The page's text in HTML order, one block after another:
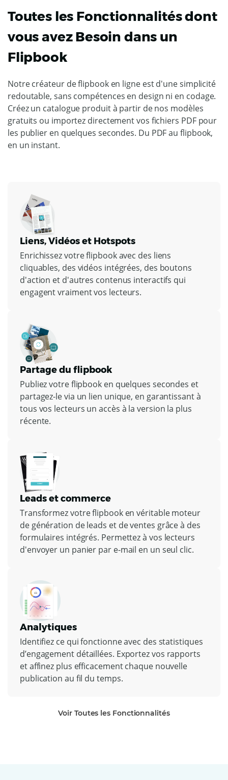
Toutes les Fonctionnalités dont
vous avez Besoin dans un
Flipbook
Notre créateur de flipbook en ligne est d'une simplicité
redoutable, sans compétences en design ni en codage.
Créez un catalogue produit à partir de nos modèles
gratuits ou importez directement vos fichiers PDF pour
les publier en quelques secondes. Du PDF au flipbook,
en un instant.
Liens, Vidéos et Hotspots
Enrichissez votre flipbook avec des liens
cliquables, des vidéos intégrées, des boutons
d'action et d'autres contenus interactifs qui
engagent vraiment vos lecteurs.
Partage du flipbook
Publiez votre flipbook en quelques secondes et
partagez-le via un lien unique, en garantissant à
tous vos lecteurs un accès à la version la plus
récente.
Leads et commerce
Transformez votre flipbook en véritable moteur
de génération de leads et de ventes grâce à des
formulaires intégrés. Permettez à vos lecteurs
d'envoyer un panier par e-mail en un seul clic.
Analytiques
Identifiez ce qui fonctionne avec des statistiques
d’engagement détaillées. Exportez vos rapports
et affinez plus efficacement chaque nouvelle
publication au fil du temps.
Voir Toutes les Fonctionnalités